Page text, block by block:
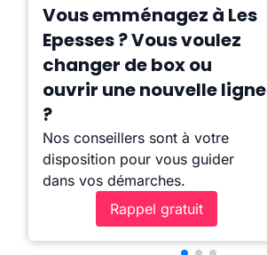
Vous emménagez à Les
Epesses ? Vous voulez
changer de box ou
ouvrir une nouvelle ligne
?
Nos conseillers sont à votre
disposition pour vous guider
dans vos démarches.
Rappel gratuit